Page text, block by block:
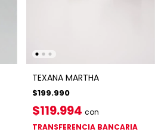
TEXANA MARTHA
$199.990
$119.994 con
TRANSFERENCIA BANCARIA